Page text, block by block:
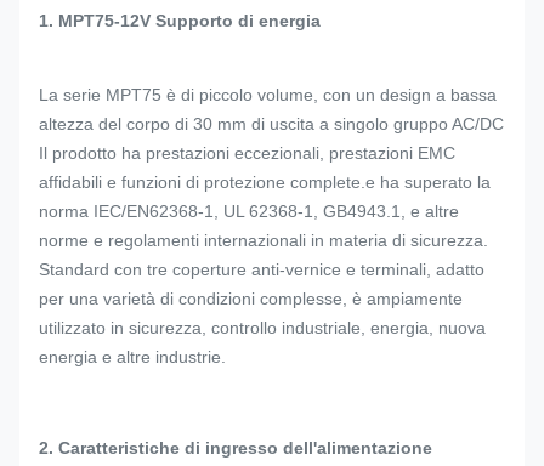
1. MPT75-12V Supporto di energia
La serie MPT75 è di piccolo volume, con un design a bassa
altezza del corpo di 30 mm di uscita a singolo gruppo AC/DC
Il prodotto ha prestazioni eccezionali, prestazioni EMC
affidabili e funzioni di protezione complete.e ha superato la
norma IEC/EN62368-1, UL 62368-1, GB4943.1, e altre
norme e regolamenti internazionali in materia di sicurezza.
Standard con tre coperture anti-vernice e terminali, adatto
per una varietà di condizioni complesse, è ampiamente
utilizzato in sicurezza, controllo industriale, energia, nuova
energia e altre industrie.
2. Caratteristiche di ingresso dell'alimentazione